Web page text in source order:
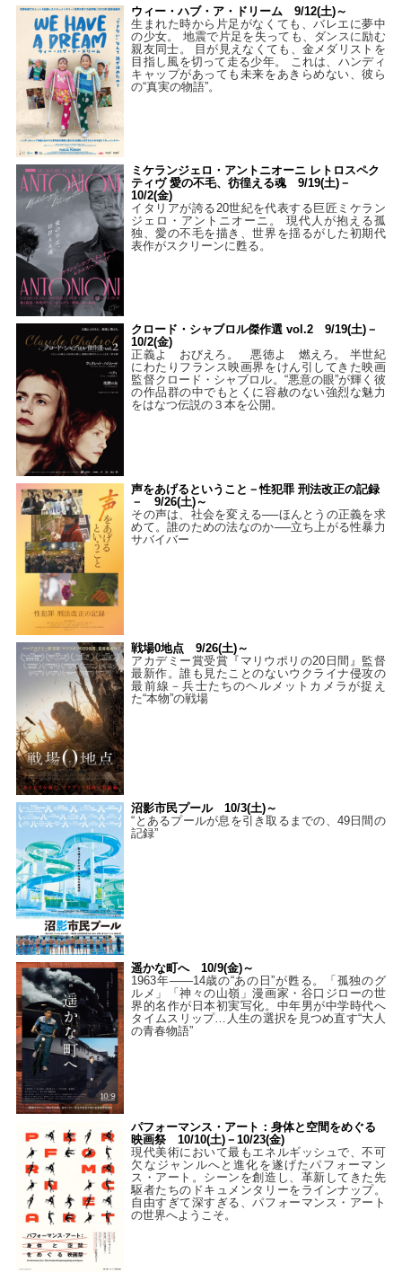
ウィー・ハブ・ア・ドリーム 9/12(土)～
生まれた時から片足がなくても、バレエに夢中
の少女。 地震で片足を失っても、ダンスに励む
親友同士。 目が見えなくても、金メダリストを
目指し風を切って走る少年。 これは、ハンディ
キャップがあっても未来をあきらめない、彼ら
の“真実の物語”。
ミケランジェロ・アントニオーニ レトロスペク
ティヴ 愛の不毛、彷徨える魂 9/19(土)－
10/2(金)
イタリアが誇る20世紀を代表する巨匠ミケラン
ジェロ・アントニオーニ。 現代人が抱える孤
独、愛の不毛を描き、世界を揺るがした初期代
表作がスクリーンに甦る。
クロード・シャブロル傑作選 vol.2 9/19(土)－
10/2(金)
正義よ おびえろ。 悪徳よ 燃えろ。 半世紀
にわたりフランス映画界をけん引してきた映画
監督クロード・シャブロル。“悪意の眼”が輝く彼
の作品群の中でもとくに容赦のない強烈な魅力
をはなつ伝説の３本を公開。
声をあげるということ－性犯罪 刑法改正の記録
－ 9/26(土)～
その声は、社会を変える──ほんとうの正義を求
めて。誰のための法なのか──立ち上がる性暴力
サバイバー
戦場0地点 9/26(土)～
アカデミー賞受賞『マリウポリの20日間』監督
最新作。誰も見たことのないウクライナ侵攻の
最前線－兵士たちのヘルメットカメラが捉え
た“本物”の戦場
沼影市民プール 10/3(土)～
“とあるプールが息を引き取るまでの、49日間の
記録”
遥かな町へ 10/9(金)～
1963年――14歳の“あの日”が甦る。「孤独のグ
ルメ」「神々の山嶺」漫画家・谷口ジローの世
界的名作が日本初実写化。中年男が中学時代へ
タイムスリップ…人生の選択を見つめ直す“大人
の青春物語”
パフォーマンス・アート：身体と空間をめぐる
映画祭 10/10(土)－10/23(金)
現代美術において最もエネルギッシュで、不可
欠なジャンルへと進化を遂げたパフォーマン
ス・アート。シーンを創造し、革新してきた先
駆者たちのドキュメンタリーをラインナップ。
自由すぎて深すぎる、パフォーマンス・アート
の世界へようこそ。